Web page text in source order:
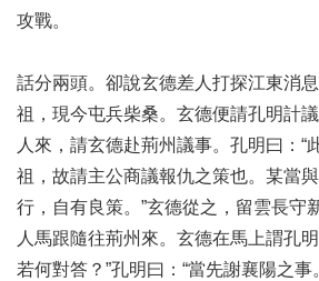
攻戰。
話分兩頭。卻說玄德差人打探江東消
祖，現今屯兵柴桑。玄德便請孔明計
人來，請玄德赴荊州議事。孔明曰：“
祖，故請主公商議報仇之策也。某當
行，自有良策。”玄德從之，留雲長守
人馬跟隨往荊州來。玄德在馬上謂孔
若何對答？”孔明曰：“當先謝襄陽之